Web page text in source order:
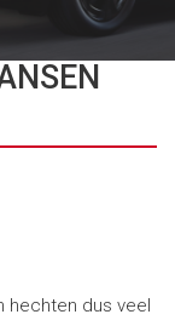
hechten dus veel